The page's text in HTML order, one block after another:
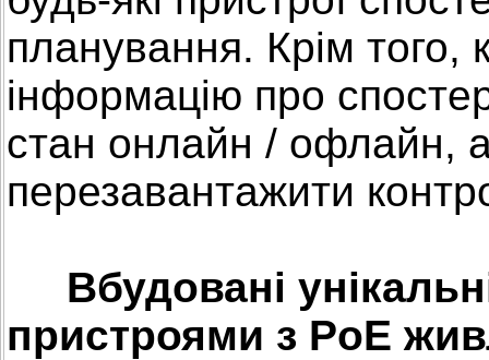
планування. Крім того,
інформацію про
стан онлайн / офлайн,
перезавантажити
Вбудовані
пристроями з PoE